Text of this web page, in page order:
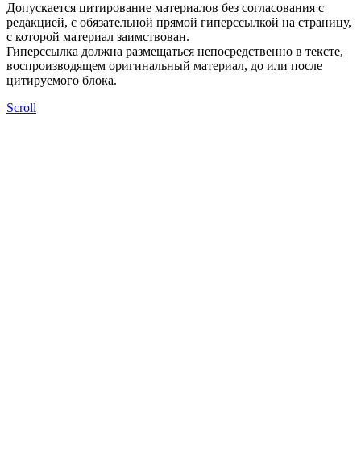
Допускается цитирование материалов без согласования с
редакцией, с обязательной прямой гиперссылкой на страницу,
с которой материал заимствован.
Гиперссылка должна размещаться непосредственно в тексте,
воспроизводящем оригинальный материал, до или после
цитируемого блока.
Scroll